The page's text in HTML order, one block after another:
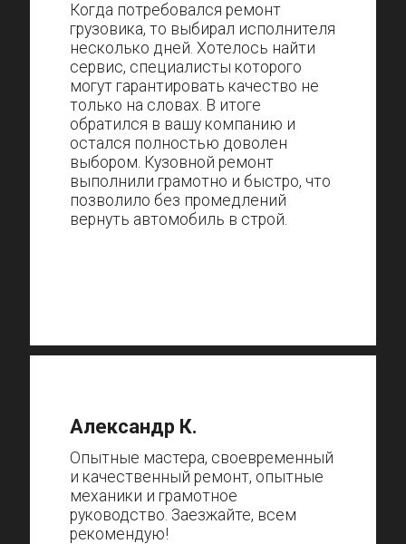
Когда потребовался ремонт
грузовика, то выбирал исполнителя
несколько дней. Хотелось найти
сервис, специалисты которого
могут гарантировать качество не
только на словах. В итоге
обратился в вашу компанию и
остался полностью доволен
выбором. Кузовной ремонт
выполнили грамотно и быстро, что
позволило без промедлений
вернуть автомобиль в строй.
Александр К.
Опытные мастера, своевременный
и качественный ремонт, опытные
механики и грамотное
руководство. Заезжайте, всем
рекомендую!